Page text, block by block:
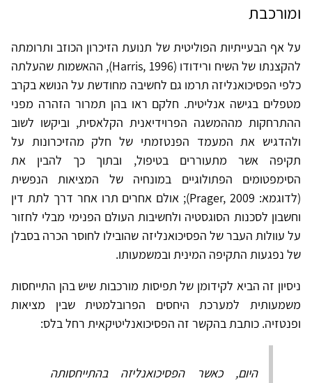
ומורכבת
על אף הבעייתיות הפוליטית של תנועת הזיכרון הכוזב ותרומתה
להקצנתו של השיח ורידודו (Harris, 1996), ההאשמות שהעלתה
כלפי הפסיכואנליזה תרמו גם לחשיבה מחודשת על הנושא בקרב
מטפלים בגישה אנליטית. חלקם ראו בהן תמרור הזהרה מפני
ההתרחקות מההמשגה הפרוידיאנית הקלאסית, וביקשו לשוב
ולהדגיש את המעמד הפנטזמתי של חלק מהזיכרונות על
תקיפה אשר מתעוררים בטיפול, ובתוך כך להבין את
הסימפטומים הפתולוגיים במונחיה של המציאות הנפשית
(לדוגמא: Prager, 2009); אולם אחרים תרו אחר דרך לתת דין
וחשבון לסכנות הסוגסטיה ולחשיבות העולם הפנימי מבלי לחזור
על עוולות העבר של הפסיכואנליזה שהובילו לחוסר הכרה בסבלן
של נפגעות התקיפה המינית ובמשמעותו.
ניסיון זה הביא לקידומן של תפיסות מורכבות שיש בהן התייחסות
משמעותית למערכת היחסים הפרובלמטית שבין מציאות
ופנטזיה. כותבת בהקשר זה הפסיכואנליטיקאית רחל בלס:
היום, כאשר הפסיכואנליזה בהתייחסותה